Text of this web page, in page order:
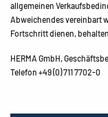
allgemeinen
Abweichendes vereinbart
Fortschritt dienen,
HERMA GmbH,
Telefon +49 (0) 711 7702-0